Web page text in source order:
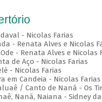
- Nicolas Farias
- Renata Alves e Nicolas
- Renata Alves e Nicolas
de Aço - Nicolas Farias
- Nicolas Farias
em Candeia - Nicolas Farias
/ Canto de Nanã - Os
Nanã, Naiana - Sidney